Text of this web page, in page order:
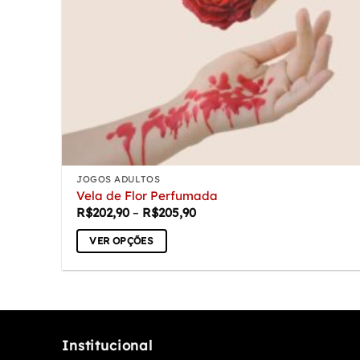
JOGOS ADULTOS
Vela de Flor Perfumada
R$202,90 – R$205,90Faixa
R$205,90
VER OPÇÕES
variantes.
Institucional